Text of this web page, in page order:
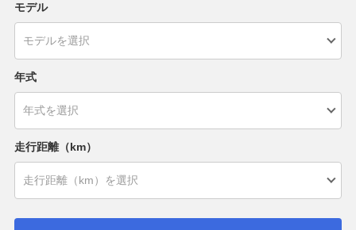
モデル
年式
走行距離（km）